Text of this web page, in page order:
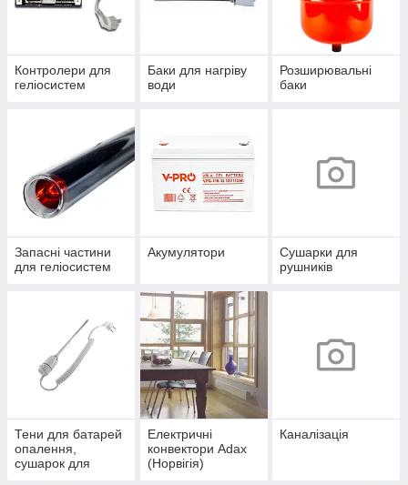
Контролери для
геліосистем
Баки для нагріву
води
Розширювальні
баки
Запасні частини
для геліосистем
Акумулятори
Сушарки для
рушників
Тени для батарей
опалення,
сушарок для
Електричні
конвектори Adax
(Норвігія)
Каналізація